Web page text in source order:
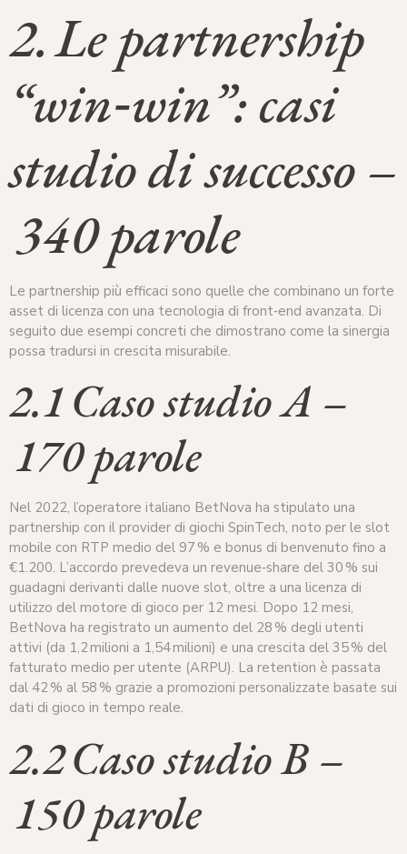
2. Le partnership
“win‑win”: casi
studio di successo –
340 parole
Le partnership più efficaci sono quelle che combinano un forte
asset di licenza con una tecnologia di front‑end avanzata. Di
seguito due esempi concreti che dimostrano come la sinergia
possa tradursi in crescita misurabile.
2.1 Caso studio A –
170 parole
Nel 2022, l’operatore italiano BetNova ha stipulato una
partnership con il provider di giochi SpinTech, noto per le slot
mobile con RTP medio del 97 % e bonus di benvenuto fino a
€1.200. L’accordo prevedeva un revenue‑share del 30 % sui
guadagni derivanti dalle nuove slot, oltre a una licenza di
utilizzo del motore di gioco per 12 mesi. Dopo 12 mesi,
BetNova ha registrato un aumento del 28 % degli utenti
attivi (da 1,2 milioni a 1,54 milioni) e una crescita del 35 % del
fatturato medio per utente (ARPU). La retention è passata
dal 42 % al 58 % grazie a promozioni personalizzate basate sui
dati di gioco in tempo reale.
2.2 Caso studio B –
150 parole